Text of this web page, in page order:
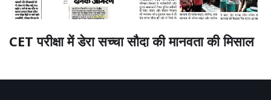
CET परीक्षा में डेरा सच्चा सौदा की मानवता की मिसाल